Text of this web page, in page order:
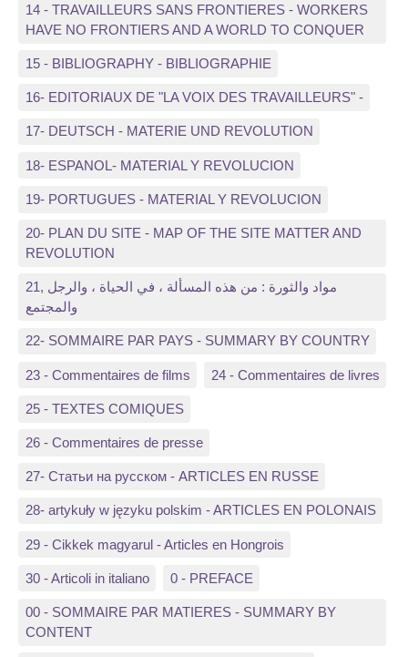
14 - TRAVAILLEURS SANS FRONTIERES - WORKERS
HAVE NO FRONTIERS AND A WORLD TO CONQUER
15 - BIBLIOGRAPHY - BIBLIOGRAPHIE
16- EDITORIAUX DE "LA VOIX DES TRAVAILLEURS" -
17- DEUTSCH - MATERIE UND REVOLUTION
18- ESPANOL- MATERIAL Y REVOLUCION
19- PORTUGUES - MATERIAL Y REVOLUCION
20- PLAN DU SITE - MAP OF THE SITE MATTER AND
REVOLUTION
21, مواد والثورة : من هذه المسألة ، في الحياة ، والرجل
والمجتمع
22- SOMMAIRE PAR PAYS - SUMMARY BY COUNTRY
23 - Commentaires de films 24 - Commentaires de livres
25 - TEXTES COMIQUES
26 - Commentaires de presse
27- Статьи на русском - ARTICLES EN RUSSE
28- artykuły w języku polskim - ARTICLES EN POLONAIS
29 - Cikkek magyarul - Articles en Hongrois
30 - Articoli in italiano 0 - PREFACE
00 - SOMMAIRE PAR MATIERES - SUMMARY BY
CONTENT